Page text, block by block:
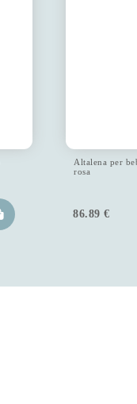
Altalena per
rosa
86.89 €